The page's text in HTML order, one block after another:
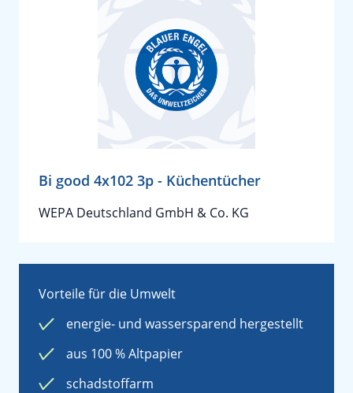
Bi good 4x102 3p - Küchentücher
WEPA Deutschland GmbH & Co. KG
Vorteile für die Umwelt
energie- und wassersparend hergestellt
aus 100 % Altpapier
schadstoffarm